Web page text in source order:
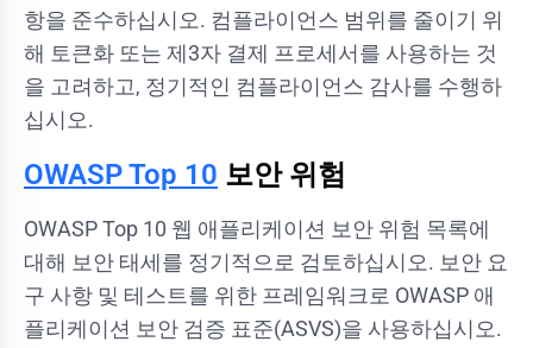
항을 준수하십시오. 컴플라이언스 범위를 줄이기 위
해 토큰화 또는 제3자 결제 프로세서를 사용하는 것
을 고려하고, 정기적인 컴플라이언스 감사를 수행하
십시오.
OWASP Top 10 보안 위험
OWASP Top 10 웹 애플리케이션 보안 위험 목록에
대해 보안 태세를 정기적으로 검토하십시오. 보안 요
구 사항 및 테스트를 위한 프레임워크로 OWASP 애
플리케이션 보안 검증 표준(ASVS)을 사용하십시오.